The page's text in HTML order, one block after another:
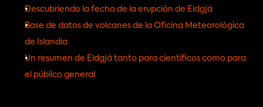
Descubriendo la fecha de la erupción de Eldgjá
Base de datos de volcanes de la Oficina Meteorológica
de Islandia
Un resumen de Eldgjá tanto para científicos como para
el público general